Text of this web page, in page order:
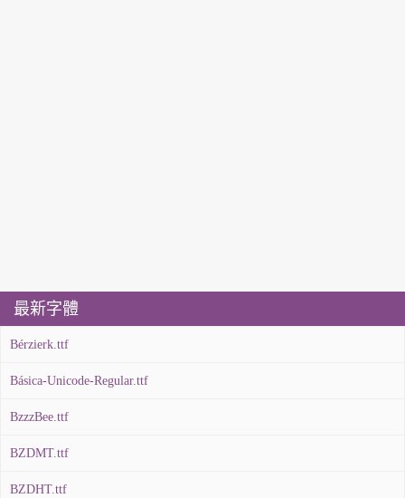
最新字體
Bérzierk.ttf
Básica-Unicode-Regular.ttf
BzzzBee.ttf
BZDMT.ttf
BZDHT.ttf